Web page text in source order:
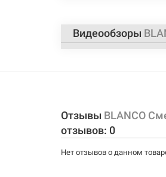
Размер картриджа:
Форма излива:
Видеообзоры
Отзывы BLANCO
отзывов: 0
Нет отзывов о данном